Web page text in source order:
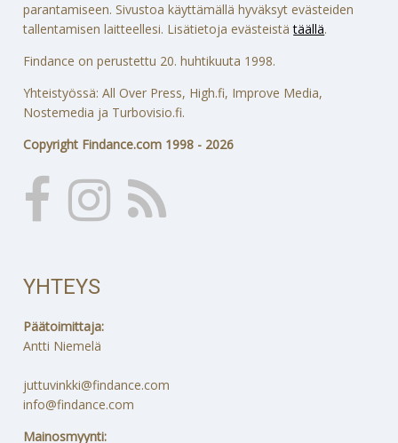
parantamiseen. Sivustoa käyttämällä hyväksyt evästeiden
tallentamisen laitteellesi. Lisätietoja evästeistätäällä.
Findance on perustettu 20. huhtikuuta 1998.
Yhteistyössä: All Over Press, High.fi, Improve Media,
Nostemedia ja Turbovisio.fi.
Copyright Findance.com 1998 - 2026
YHTEYS
Päätoimittaja:
Antti Niemelä
juttuvinkki@findance.com
info@findance.com
Mainosmyynti: